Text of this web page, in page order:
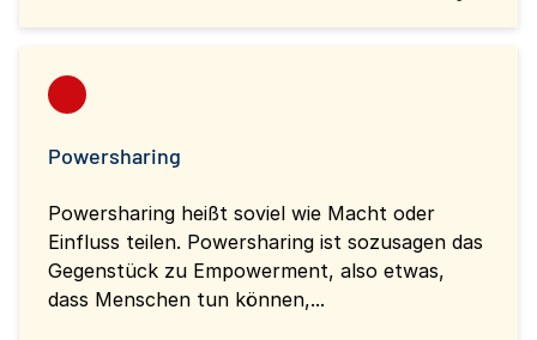
Powersharing
Powersharing heißt soviel wie Macht oder
Einfluss teilen. Powersharing ist sozusagen das
Gegenstück zu Empowerment, also etwas,
dass Menschen tun können,...